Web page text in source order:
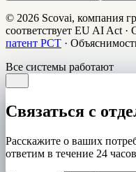
© 2026 Scovai, компания
соответствует EU AI Act ·
патент PCT ·
Все системы работают
Связаться с
Расскажите о ваших
ответим в течение 24